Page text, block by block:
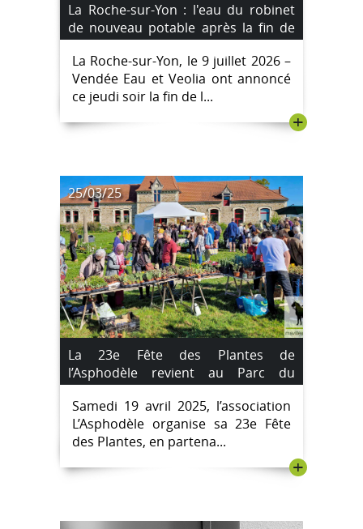
La Roche-sur-Yon : l'eau du robinet
de nouveau potable après la fin de
l'incident au manganèse
La Roche-sur-Yon, le 9 juillet 2026 –
Vendée Eau et Veolia ont annoncé
ce jeudi soir la fin de l...
+
25/03/25
La 23e Fête des Plantes de
l’Asphodèle revient au Parc du
Château des Oudairies
Samedi 19 avril 2025, l’association
L’Asphodèle organise sa 23e Fête
des Plantes, en partena...
+